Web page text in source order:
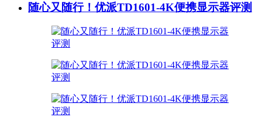
随心又随行！优派TD1601-4K便携显示器评测